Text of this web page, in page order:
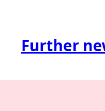
Further